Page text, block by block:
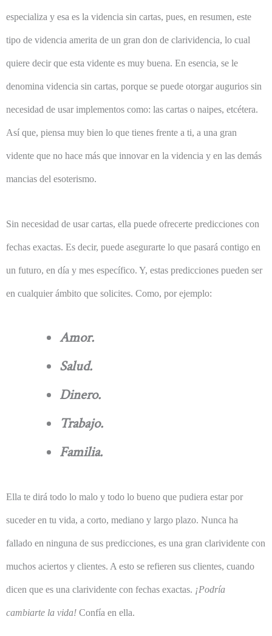
especializa y esa es la videncia sin cartas, pues, en resumen, este
tipo de videncia amerita de un gran don de clarividencia, lo cual
quiere decir que esta vidente es muy buena. En esencia, se le
denomina videncia sin cartas, porque se puede otorgar augurios sin
necesidad de usar implementos como: las cartas o naipes, etcétera.
Así que, piensa muy bien lo que tienes frente a ti, a una gran
vidente que no hace más que innovar en la videncia y en las demás
mancias del esoterismo.
Sin necesidad de usar cartas, ella puede ofrecerte predicciones con
fechas exactas. Es decir, puede asegurarte lo que pasará contigo en
un futuro, en día y mes específico. Y, estas predicciones pueden ser
en cualquier ámbito que solicites. Como, por ejemplo:
Amor.
Salud.
Dinero.
Trabajo.
Familia.
Ella te dirá todo lo malo y todo lo bueno que pudiera estar por
suceder en tu vida, a corto, mediano y largo plazo. Nunca ha
fallado en ninguna de sus predicciones, es una gran clarividente con
muchos aciertos y clientes. A esto se refieren sus clientes, cuando
dicen que es una clarividente con fechas exactas. ¡Podría
cambiarte la vida! Confía en ella.